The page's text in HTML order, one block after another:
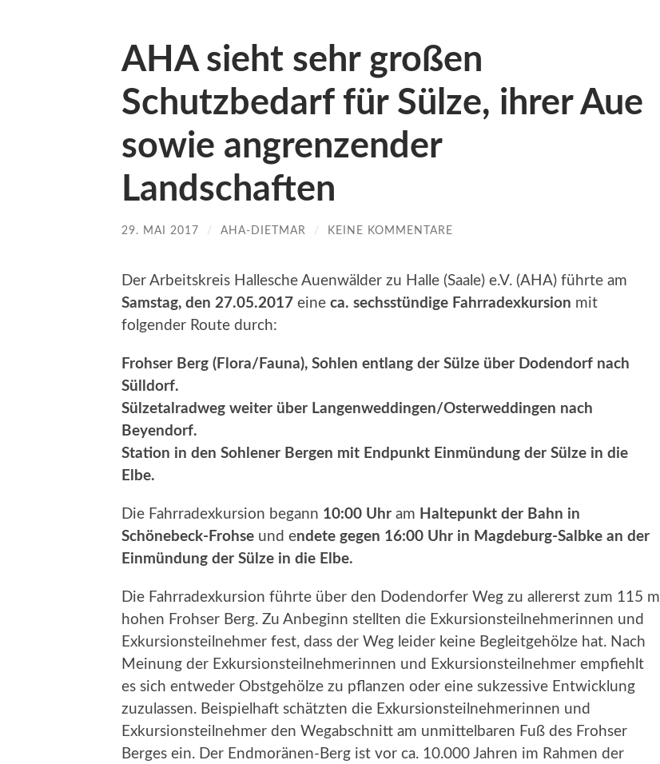
AHA sieht sehr großen
Schutzbedarf für Sülze, ihrer Aue
sowie angrenzender
Landschaften
29. MAI 2017 / AHA-DIETMAR / KEINE KOMMENTARE
Der Arbeitskreis Hallesche Auenwälder zu Halle (Saale) e.V. (AHA) führte am
Samstag, den 27.05.2017 eine ca. sechsstündige Fahrradexkursion mit
folgender Route durch:
Frohser Berg (Flora/Fauna), Sohlen entlang der Sülze über Dodendorf nach
Sülldorf.
Sülzetalradweg weiter über Langenweddingen/Osterweddingen nach
Beyendorf.
Station in den Sohlener Bergen mit Endpunkt Einmündung der Sülze in die
Elbe.
Die Fahrradexkursion begann 10:00 Uhr am Haltepunkt der Bahn in
Schönebeck-Frohse und endete gegen 16:00 Uhr in Magdeburg-Salbke an der
Einmündung der Sülze in die Elbe.
Die Fahrradexkursion führte über den Dodendorfer Weg zu allererst zum 115 m
hohen Frohser Berg. Zu Anbeginn stellten die Exkursionsteilnehmerinnen und
Exkursionsteilnehmer fest, dass der Weg leider keine Begleitgehölze hat. Nach
Meinung der Exkursionsteilnehmerinnen und Exkursionsteilnehmer empfiehlt
es sich entweder Obstgehölze zu pflanzen oder eine sukzessive Entwicklung
zuzulassen. Beispielhaft schätzten die Exkursionsteilnehmerinnen und
Exkursionsteilnehmer den Wegabschnitt am unmittelbaren Fuß des Frohser
Berges ein. Der Endmoränen-Berg ist vor ca. 10.000 Jahren im Rahmen der